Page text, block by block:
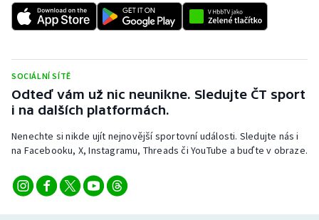
SOCIÁLNÍ SÍTĚ
Odteď vám už nic neunikne. Sledujte ČT sport
i na dalších platformách.
Nenechte si nikde ujít nejnovější sportovní události. Sledujte nás i
na Facebooku, X, Instagramu, Threads či YouTube a buďte v obraze.